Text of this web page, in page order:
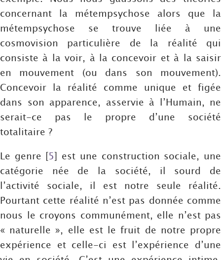
concernant la métempsychose alors que la
métempsychose se trouve liée à une
cosmovision particulière de la réalité qui
consiste à la voir, à la concevoir et à la saisir
en mouvement (ou dans son mouvement).
Concevoir la réalité comme unique et figée
dans son apparence, asservie à l’Humain, ne
serait-ce pas le propre d’une société
totalitaire ?
Le genre [5] est une construction sociale, une
catégorie née de la société, il sourd de
l’activité sociale, il est notre seule réalité.
Pourtant cette réalité n’est pas donnée comme
nous le croyons communément, elle n’est pas
« naturelle », elle est le fruit de notre propre
expérience et celle-ci est l’expérience d’une